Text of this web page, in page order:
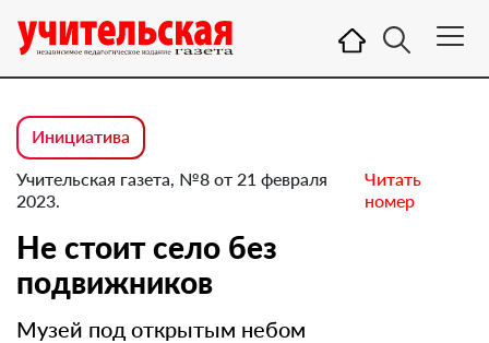
Инициатива
Учительская газета, №8 от 21 февраля
2023.
Читать
номер
Не стоит село без
подвижников
Музей под открытым небом